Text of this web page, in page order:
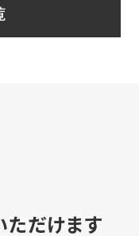
ただけます